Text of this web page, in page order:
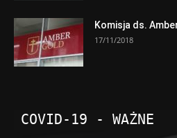
Komisja ds.
17/11/2018
COVID-19 - WAŻNE